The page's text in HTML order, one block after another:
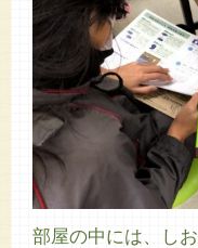
部屋の中には、し